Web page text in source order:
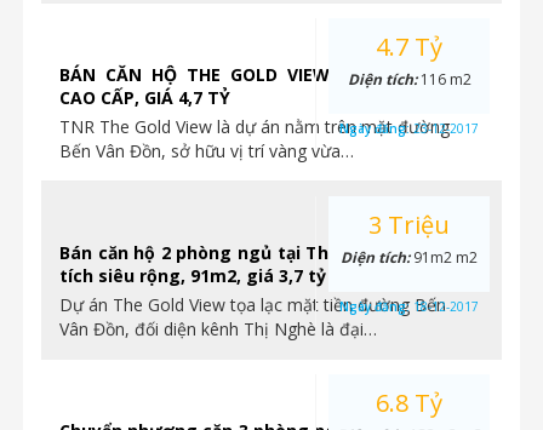
BÁN CĂN HỘ THE GOLD VIEW 3PN, NỘI THẤT
CAO CẤP, GIÁ 4,7 TỶ
TNR The Gold View là dự án nằm trên mặt đường
Bến Vân Đồn, sở hữu vị trí vàng vừa…
4.7 Tỷ
Diện tích:116 m2
Ngày đăng:23-12-2017
Bán căn hộ 2 phòng ngủ tại The Gold View, diện
tích siêu rộng, 91m2, giá 3,7 tỷ
Dự án The Gold View tọa lạc mặt tiền đường Bến
Vân Đồn, đối diện kênh Thị Nghè là đại…
3 Triệu
Diện tích:91m2 m2
Ngày đăng: 18-12-2017
6.8 Tỷ